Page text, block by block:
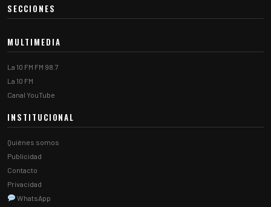
SECCIONES
MULTIMEDIA
La 10 FM FM 98.7
La 10 FM
Canal YouTube
INSTITUCIONAL
Quiénes somos
Publicidad
Contacto
Privacidad
WhatsApp